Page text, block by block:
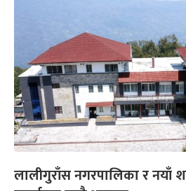
लालीगुराँस नगरपालिका र नयाँ